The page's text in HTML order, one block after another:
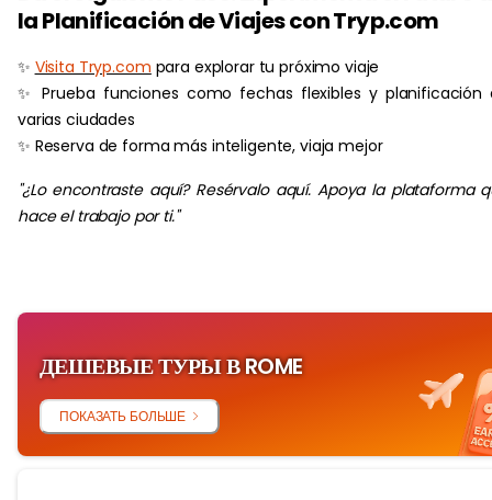
la Planificación de Viajes con Tryp.com
✨ Visita Tryp.com para explorar tu próximo viaje
✨ Prueba funciones como fechas flexibles y planificación
varias ciudades
✨ Reserva de forma más inteligente, viaja mejor
"¿Lo encontraste aquí? Resérvalo aquí. Apoya la plataforma
hace el trabajo por ti."
ДЕШЕВЫЕ ТУРЫ В ROME
ПОКАЗАТЬ БОЛЬШЕ